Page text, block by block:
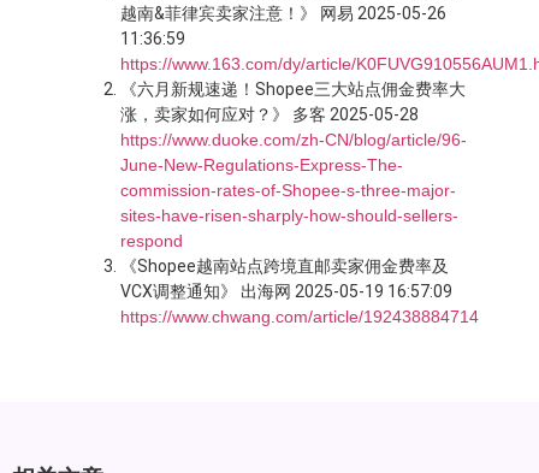
越南&菲律宾卖家注意！》 网易 2025-05-26
11:36:59
https://www.163.com/dy/article/
《六月新规速递！Shopee三大站点佣金费率大
涨，卖家如何应对？》 多客 2025-05-28
https://www.duoke.com/zh-CN/blog/article/96-
June-New-Regulations-Express-The-
commission-rates-of-Shopee-s-three-major-
sites-have-risen-sharply-how-should-sellers-
respond
《Shopee越南站点跨境直邮卖家佣金费率及
VCX调整通知》 出海网 2025-05-19 16:57:09
https://www.chwang.com/article/192438884714